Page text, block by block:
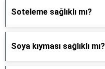
Soteleme sağlıklı mı?
Soya kıyması sağlıklı mı?